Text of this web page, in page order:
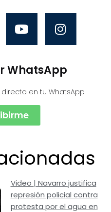
WhatsApp
en tu WhatsApp
Video | Navarro justifica
represión policial contra
protesta por el agua en